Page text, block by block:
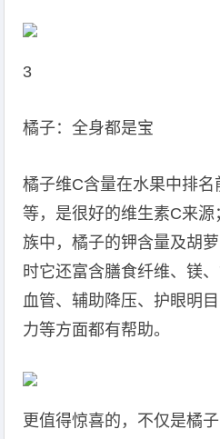
3
橘子：全身都是宝
橘子维C含量在水果中排
等，是很好的维生素C来
族中，橘子的钾含量及胡
时它还富含膳食纤维、镁
血管、辅助降压、护眼明
力等方面都有帮助。
更值得惊喜的，不仅是橘